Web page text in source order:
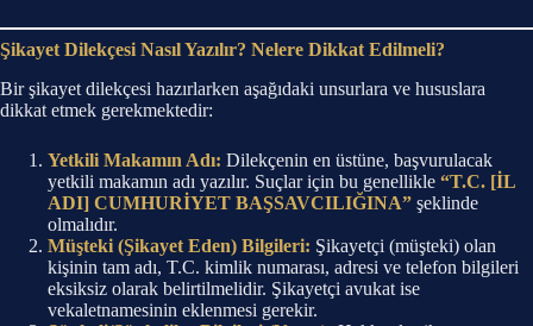
Şikayet Dilekçesi Nasıl Yazılır? Nelere Dikkat Edilmeli?
Bir şikayet dilekçesi hazırlarken aşağıdaki unsurlara ve hususlara
dikkat etmek gerekmektedir:
Yetkili Makamın Adı: Dilekçenin en üstüne, başvurulacak
yetkili makamın adı yazılır. Suçlar için bu genellikle “T.C. [İL
ADI] CUMHURİYET BAŞSAVCILIĞINA” şeklinde
olmalıdır.
Müşteki (Şikayet Eden) Bilgileri: Şikayetçi (müşteki) olan
kişinin tam adı, T.C. kimlik numarası, adresi ve telefon bilgileri
eksiksiz olarak belirtilmelidir. Şikayetçi avukat ise
vekaletnamesinin eklenmesi gerekir.